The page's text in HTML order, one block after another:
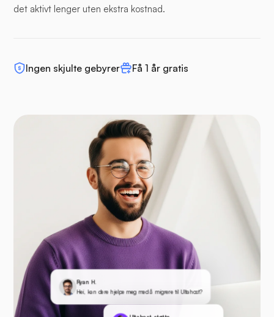
det aktivt lenger uten ekstra kostnad.
Ingen skjulte gebyrer Få 1 år gratis
Ryan H.
Hei, kan dere hjelpe meg med å migrere til Ultahost?